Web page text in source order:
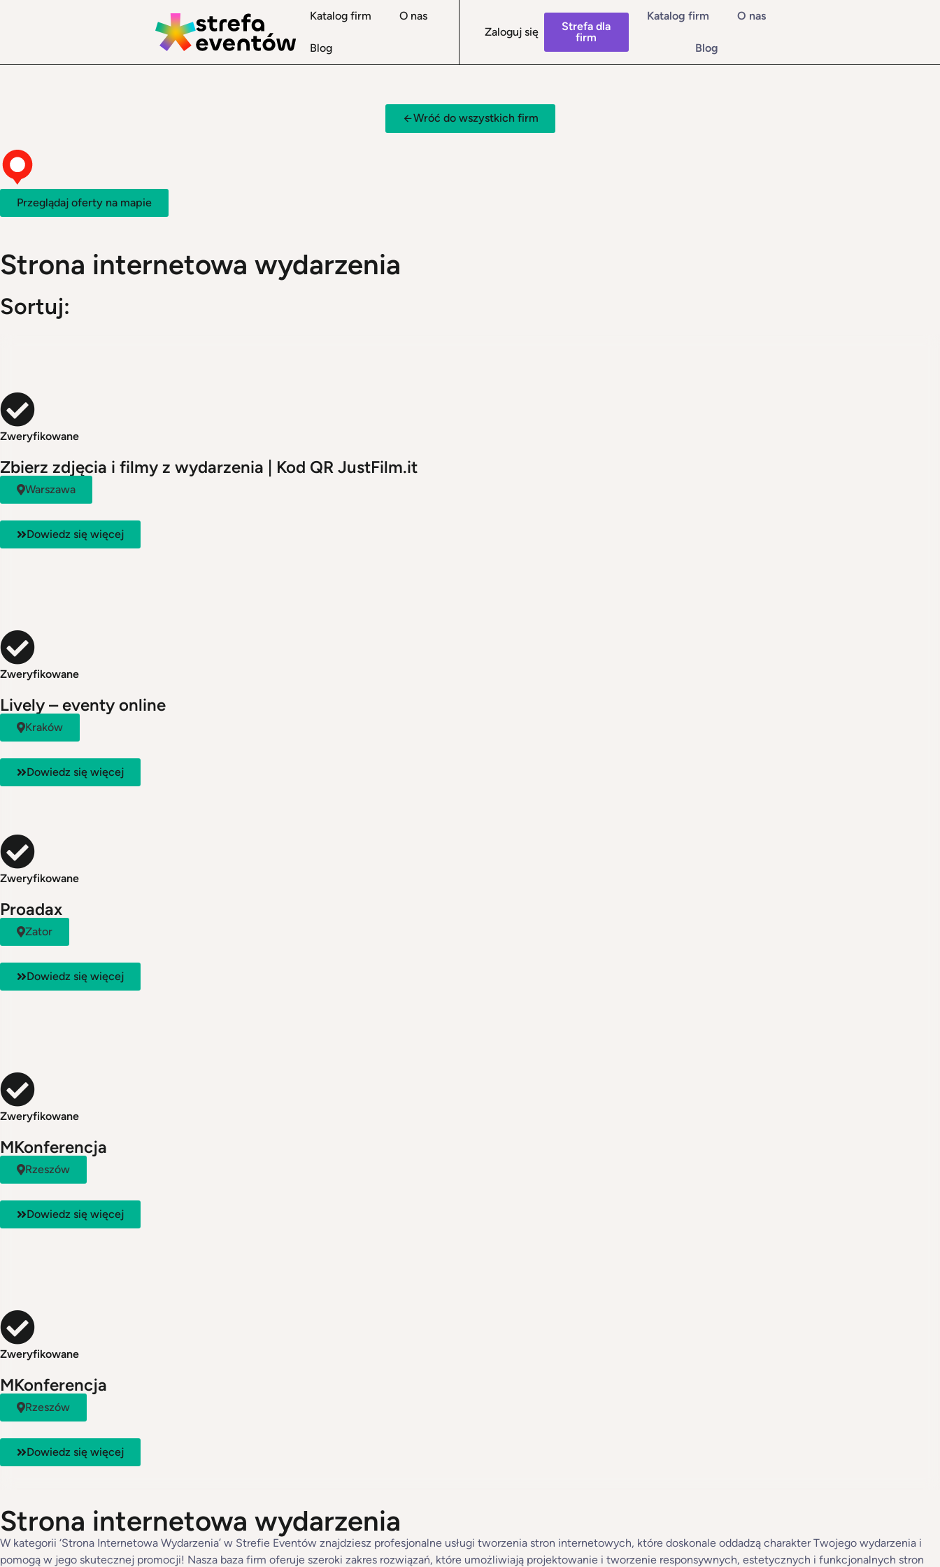
Katalog firm O nas
Blog
Zaloguj się
Strefa dla
firm
Katalog firm O nas
Blog
Wróć do wszystkich firm
Przeglądaj oferty na mapie
Strona internetowa wydarzenia
Sortuj:
Zweryfikowane
Zbierz zdjęcia i filmy z wydarzenia | Kod QR JustFilm.it
Warszawa
Dowiedz się więcej
Zweryfikowane
Lively – eventy online
Kraków
Dowiedz się więcej
Zweryfikowane
Proadax
Zator
Dowiedz się więcej
Zweryfikowane
MKonferencja
Rzeszów
Dowiedz się więcej
Zweryfikowane
MKonferencja
Rzeszów
Dowiedz się więcej
Strona internetowa wydarzenia
W kategorii ‘Strona Internetowa Wydarzenia’ w Strefie Eventów znajdziesz profesjonalne usługi tworzenia stron internetowych, które doskonale oddadzą charakter Twojego wydarzenia i
pomogą w jego skutecznej promocji! Nasza baza firm oferuje szeroki zakres rozwiązań, które umożliwiają projektowanie i tworzenie responsywnych, estetycznych i funkcjonalnych stron